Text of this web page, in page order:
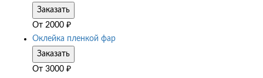
Заказать
От 2000 ₽
Оклейка пленкой фар
Заказать
От 3000 ₽